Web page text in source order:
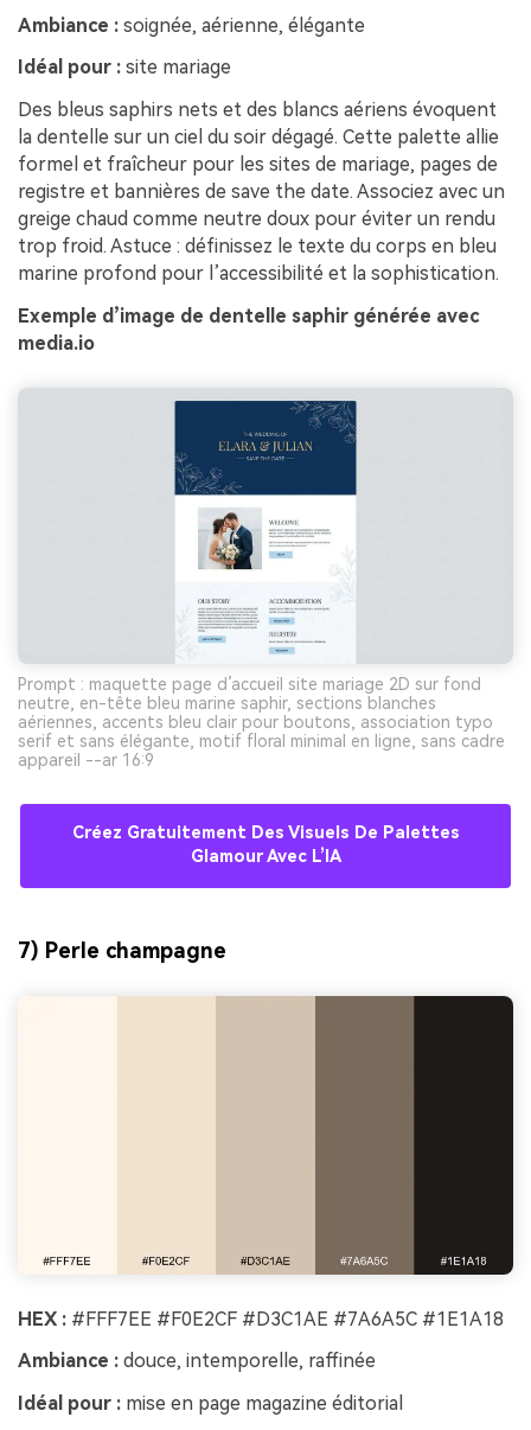
Ambiance : soignée, aérienne, élégante
Idéal pour : site mariage
Des bleus saphirs nets et des blancs aériens évoquent
la dentelle sur un ciel du soir dégagé. Cette palette allie
formel et fraîcheur pour les sites de mariage, pages de
registre et bannières de save the date. Associez avec un
greige chaud comme neutre doux pour éviter un rendu
trop froid. Astuce : définissez le texte du corps en bleu
marine profond pour l’accessibilité et la sophistication.
Exemple d’image de dentelle saphir générée avec
media.io
Prompt : maquette page d’accueil site mariage 2D sur fond
neutre, en-tête bleu marine saphir, sections blanches
aériennes, accents bleu clair pour boutons, association typo
serif et sans élégante, motif floral minimal en ligne, sans cadre
appareil --ar 16:9
Créez Gratuitement Des Visuels De Palettes
Glamour Avec L’IA
7) Perle champagne
HEX : #FFF7EE #F0E2CF #D3C1AE #7A6A5C #1E1A18
Ambiance : douce, intemporelle, raffinée
Idéal pour : mise en page magazine éditorial